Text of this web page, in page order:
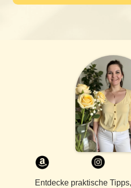
Entdecke praktische